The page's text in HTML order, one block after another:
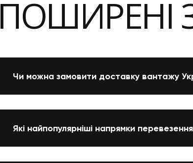
ПОШИРЕНІ
Чи можна замовити доставку вантажу
Які найпопулярніші напрямки